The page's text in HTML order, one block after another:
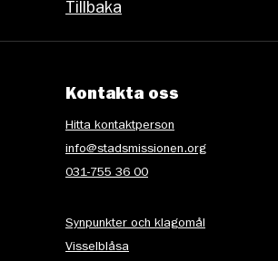
Tillbaka
Kontakta oss
Hitta kontaktperson
info@stadsmissionen.org
031-755 36 00
Synpunkter och klagomål
Visselblåsa